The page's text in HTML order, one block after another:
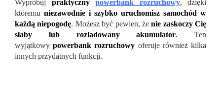
Wypróbuj praktyczny powerbank rozruchowy, dzięki
któremu niezawodnie i szybko uruchomisz samochód w
każdą niepogodę. Możesz być pewien, żenie zaskoczy Cię
słaby lub rozładowany akumulator. Ten
wyjątkowypowerbank rozruchowy oferuje również kilka
innych przydatnych funkcji.